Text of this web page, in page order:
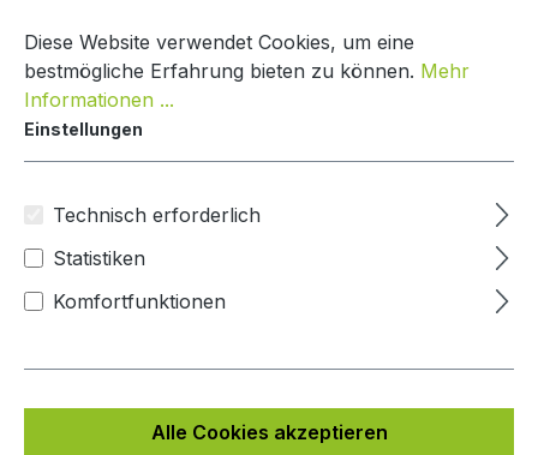
DoorBird Sprechanlage Integration
Andere
Bildergalerie überspringen
Diese Website verwendet Cookies, um eine
bestmögliche Erfahrung bieten zu können. Mehr
Informationen ...
Einstellungen
Technisch erforderlich
Statistiken
Komfortfunktionen
Alle Cookies akzeptieren